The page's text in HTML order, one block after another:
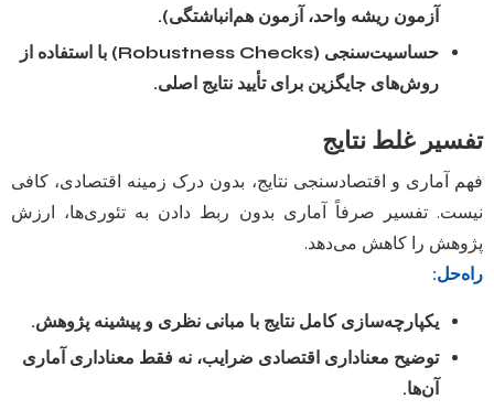
آزمون ریشه واحد، آزمون هم‌انباشتگی).
حساسیت‌سنجی (Robustness Checks) با استفاده از
روش‌های جایگزین برای تأیید نتایج اصلی.
تفسیر غلط نتایج
فهم آماری و اقتصادسنجی نتایج، بدون درک زمینه اقتصادی، کافی
نیست. تفسیر صرفاً آماری بدون ربط دادن به تئوری‌ها، ارزش
پژوهش را کاهش می‌دهد.
راه‌حل:
یکپارچه‌سازی کامل نتایج با مبانی نظری و پیشینه پژوهش.
توضیح معناداری اقتصادی ضرایب، نه فقط معناداری آماری
آن‌ها.